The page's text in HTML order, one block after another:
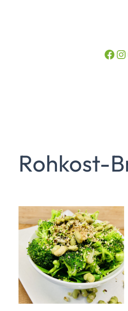
Facebook Instagram
Rohkost-